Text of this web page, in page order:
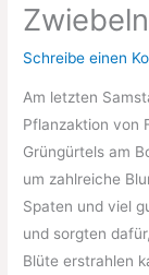
Schreibe einen
Am letzten
Pflanzaktion von
Grüngürtels am
um zahlreiche
Spaten und viel
und sorgten
Blüte erstrahlen